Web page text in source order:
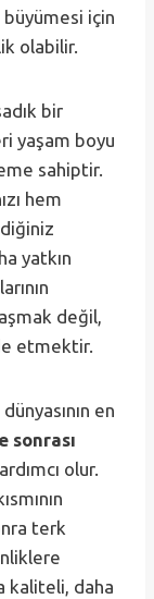
için
olabilir.
bir
yaşam boyu
sahiptir.
hem
yatkın
değil,
etmektir.
en
sonrası
olur.
terk
kaliteli, daha